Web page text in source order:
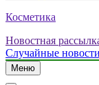
Косметика
Новостная
Случайные новости
Меню